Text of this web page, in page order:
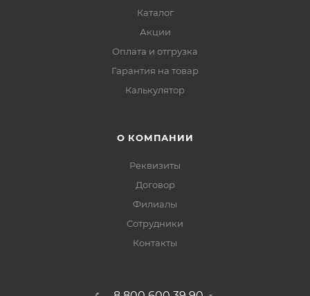
Каталог
Акции
Оплата и отгрузка
Гарантия на товар
Калькулятор
О КОМПАНИИ
Реквизиты
Договор
Филиалы
Сотрудники
Контакты